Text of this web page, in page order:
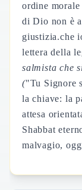
ordine
di Dio non è
giustizia.che
lettera della
salmista che
("Tu Signore
la chiave: la
attesa
Shabbat
malvagio,